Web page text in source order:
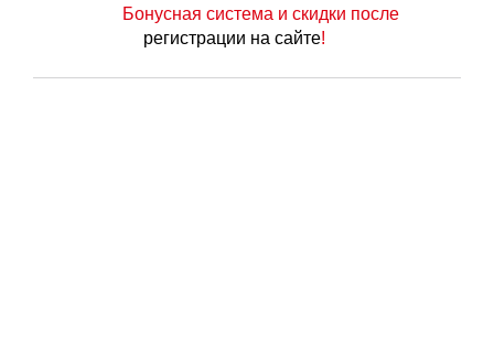
Бонусная система и скидки после
регистрации на сайте!